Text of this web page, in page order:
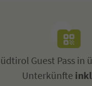
Guest Pass in
Unterkünfte